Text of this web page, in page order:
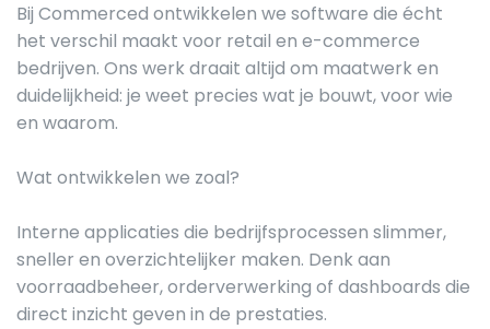
Bij Commerced ontwikkelen we software die écht
het verschil maakt voor retail en e-commerce
bedrijven. Ons werk draait altijd om maatwerk en
duidelijkheid: je weet precies wat je bouwt, voor wie
en waarom.
Wat ontwikkelen we zoal?
Interne applicaties die bedrijfsprocessen slimmer,
sneller en overzichtelijker maken. Denk aan
voorraadbeheer, orderverwerking of dashboards die
direct inzicht geven in de prestaties.